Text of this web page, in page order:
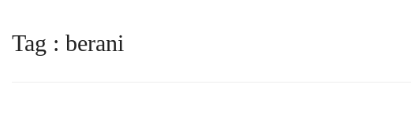
Tag : berani